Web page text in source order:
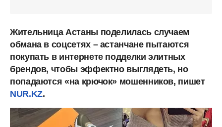
Жительница Астаны поделилась случаем
обмана в соцсетях – астанчане пытаются
покупать в интернете подделки элитных
брендов, чтобы эффектно выглядеть, но
попадаются «на крючок» мошенников, пишет
NUR.KZ.